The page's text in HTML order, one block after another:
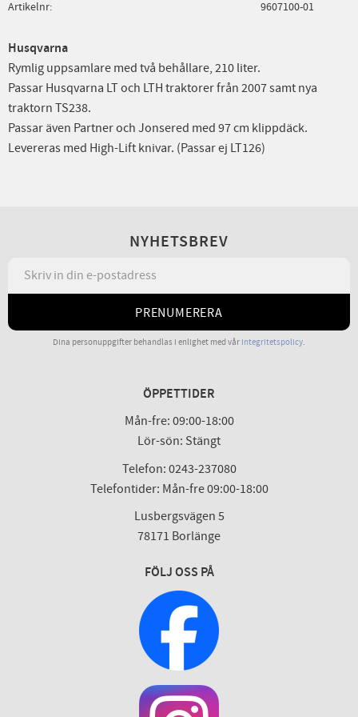
Artikelnr
9607100-01
Husqvarna
Rymlig uppsamlare med två behållare, 210 liter.
Passar Husqvarna LT och LTH traktorer från 2007 samt nya
traktorn TS238.
Passar även Partner och Jonsered med 97 cm klippdäck.
Levereras med High-Lift knivar. (Passar ej LT126)
NYHETSBREV
PRENUMERERA
Dina personuppgifter behandlas i enlighet med vår integritetspolicy.
ÖPPETTIDER
Mån-fre: 09:00-18:00
Lör-sön: Stängt
Telefon: 0243-237080
Telefontider: Mån-fre 09:00-18:00
Lusbergsvägen 5
78171 Borlänge
FÖLJ OSS PÅ